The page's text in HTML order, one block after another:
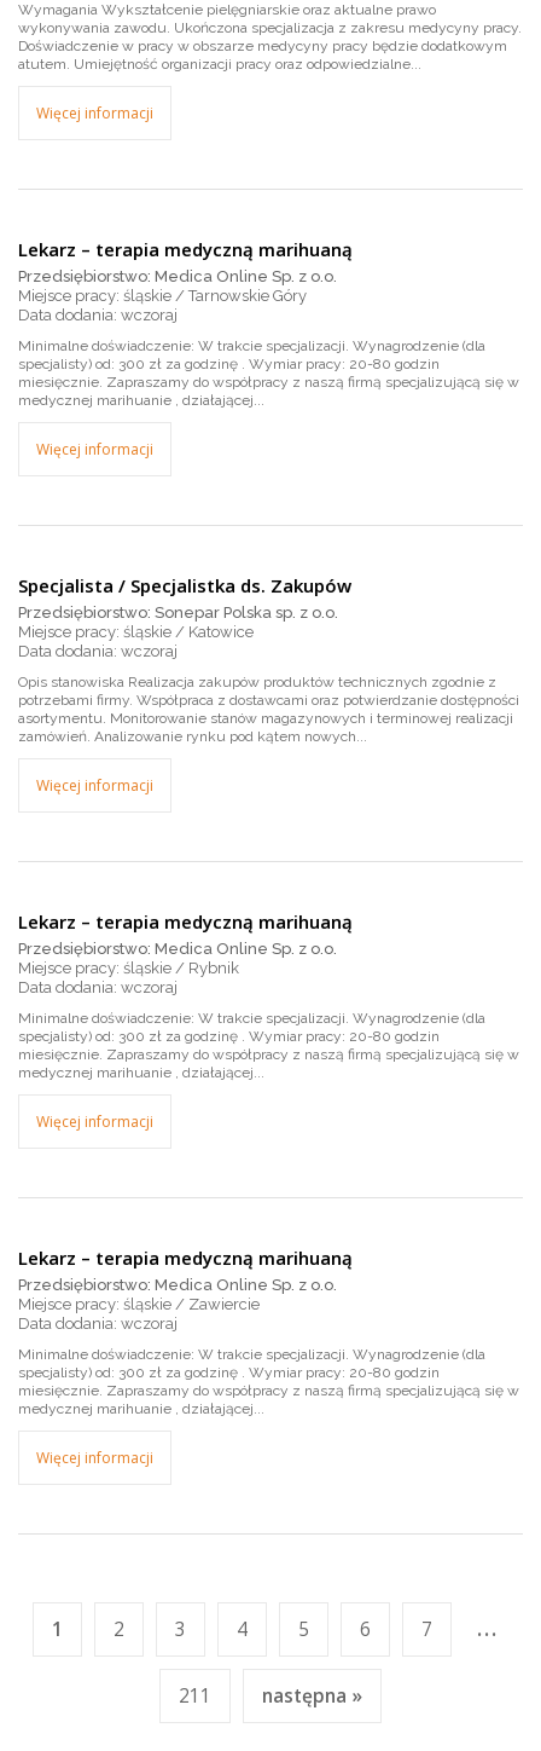
Wymagania Wykształcenie pielęgniarskie oraz aktualne prawo
wykonywania zawodu. Ukończona specjalizacja z zakresu medycyny pracy.
Doświadczenie w pracy w obszarze medycyny pracy będzie dodatkowym
atutem. Umiejętność organizacji pracy oraz odpowiedzialne...
Więcej informacji
Lekarz – terapia medyczną marihuaną
Przedsiębiorstwo: Medica Online Sp. z o.o.
Miejsce pracy: śląskie / Tarnowskie Góry
wczoraj
Minimalne doświadczenie: W trakcie specjalizacji. Wynagrodzenie (dla
specjalisty) od: 300 zł za godzinę . Wymiar pracy: 20-80 godzin
miesięcznie. Zapraszamy do współpracy z naszą firmą specjalizującą się w
medycznej marihuanie , działającej...
Więcej informacji
Specjalista / Specjalistka ds. Zakupów
Przedsiębiorstwo: Sonepar Polska sp. z o.o.
Miejsce pracy: śląskie / Katowice
wczoraj
Opis stanowiska Realizacja zakupów produktów technicznych zgodnie z
potrzebami firmy. Współpraca z dostawcami oraz potwierdzanie dostępności
asortymentu. Monitorowanie stanów magazynowych i terminowej realizacji
zamówień. Analizowanie rynku pod kątem nowych...
Więcej informacji
Lekarz – terapia medyczną marihuaną
Przedsiębiorstwo: Medica Online Sp. z o.o.
Miejsce pracy: śląskie / Rybnik
wczoraj
Minimalne doświadczenie: W trakcie specjalizacji. Wynagrodzenie (dla
specjalisty) od: 300 zł za godzinę . Wymiar pracy: 20-80 godzin
miesięcznie. Zapraszamy do współpracy z naszą firmą specjalizującą się w
medycznej marihuanie , działającej...
Więcej informacji
Lekarz – terapia medyczną marihuaną
Przedsiębiorstwo: Medica Online Sp. z o.o.
Miejsce pracy: śląskie / Zawiercie
wczoraj
Minimalne doświadczenie: W trakcie specjalizacji. Wynagrodzenie (dla
specjalisty) od: 300 zł za godzinę . Wymiar pracy: 20-80 godzin
miesięcznie. Zapraszamy do współpracy z naszą firmą specjalizującą się w
medycznej marihuanie , działającej...
Więcej informacji
1 2 3 4 5 6 7 ...
211 następna »